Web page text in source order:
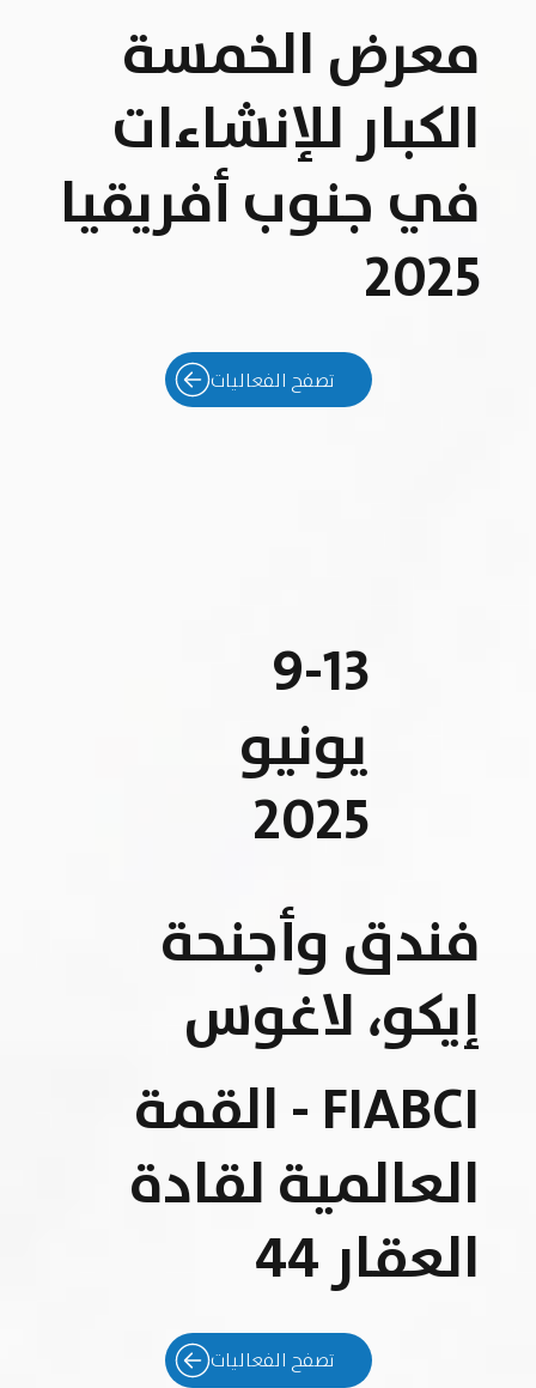
معرض الخمسة
الكبار للإنشاءات
في جنوب أفريقيا
2025
تصفح الفعاليات
9-13
يونيو
2025
فندق وأجنحة
إيكو، لاغوس
FIABCI - القمة
العالمية لقادة
العقار 44
تصفح الفعاليات